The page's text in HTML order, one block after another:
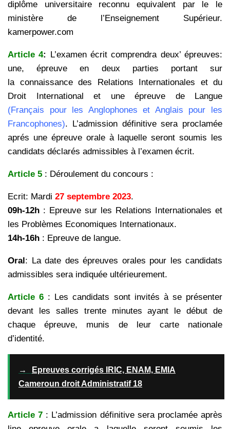
diplôme universitaire reconnu equivalent par le le
ministère de l’Enseignement Supérieur.
kamerpower.com
Article 4: L’examen écrit comprendra deux’ épreuves:
une, épreuve en deux parties portant sur
la connaissance des Relations Internationales et du
Droit International et une épreuve de Langue
(Français pour les Anglophones et Anglais pour les
Francophones). L’admission définitive sera proclamée
aprés une épreuve orale à laquelle seront soumis les
candidats déclarés admissibles à l’examen écrit.
Article 5 : Déroulement du concours :
Ecrit: Mardi 27 septembre 2023.
09h-12h : Epreuve sur les Relations Internationales et
les Problèmes Economiques Internationaux.
14h-16h : Epreuve de langue.
Oral: La date des épreuves orales pour les candidats
admissibles sera indiquée ultérieurement.
Article 6 : Les candidats sont invités à se présenter
devant les salles trente minutes ayant le début de
chaque épreuve, munis de leur carte nationale
d’identité.
→
Epreuves corrigés IRIC, ENAM, EMIA
Cameroun droit Administratif 18
Article 7 : L’admission définitive sera proclamée après